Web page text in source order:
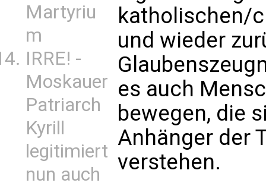
Martyriu
m
IRRE! -
Moskauer
Patriarch
Kyrill
legitimiert
nun auch
katholischen/
und wieder
es auch
bewegen, die
Anhänger der
verstehen.